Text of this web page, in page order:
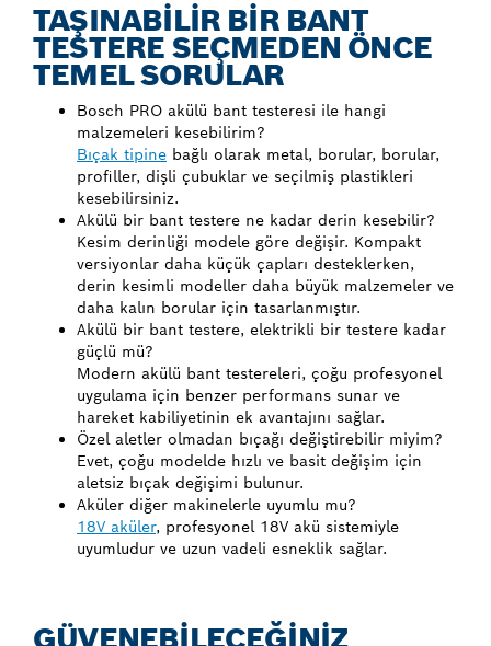
TAŞINABİLİR BİR BANT
TESTERE SEÇMEDEN ÖNCE
TEMEL SORULAR
Bosch PRO akülü bant testeresi ile hangi
malzemeleri kesebilirim?
Bıçak tipine bağlı olarak metal, borular, borular,
profiller, dişli çubuklar ve seçilmiş plastikleri
kesebilirsiniz.
Akülü bir bant testere ne kadar derin kesebilir?
Kesim derinliği modele göre değişir. Kompakt
versiyonlar daha küçük çapları desteklerken,
derin kesimli modeller daha büyük malzemeler ve
daha kalın borular için tasarlanmıştır.
Akülü bir bant testere, elektrikli bir testere kadar
güçlü mü?
Modern akülü bant testereleri, çoğu profesyonel
uygulama için benzer performans sunar ve
hareket kabiliyetinin ek avantajını sağlar.
Özel aletler olmadan bıçağı değiştirebilir miyim?
Evet, çoğu modelde hızlı ve basit değişim için
aletsiz bıçak değişimi bulunur.
Aküler diğer makinelerle uyumlu mu?
18V aküler, profesyonel 18V akü sistemiyle
uyumludur ve uzun vadeli esneklik sağlar.